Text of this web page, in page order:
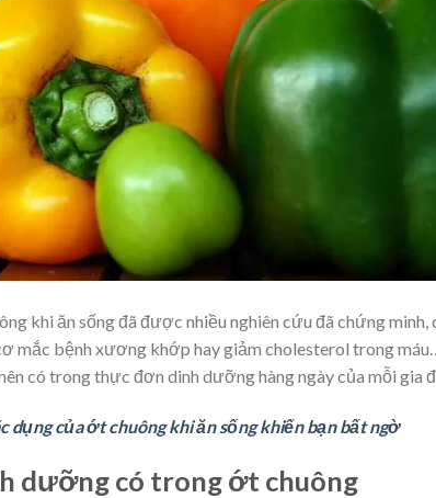
khi ăn sống đã được nhiều nghiên cứu đã chứng
mắc bệnh xương khớp hay giảm cholesterol trong
có trong thực đơn dinh dưỡng hàng ngày của mỗi gia
dụng của ớt chuông khi ăn sống khiến bạn bất ngờ
dưỡng có trong ớt chuông